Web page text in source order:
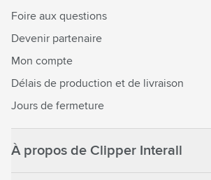
Foire aux questions
Devenir partenaire
Mon compte
Délais de production et de livraison
Jours de fermeture
À propos de Clipper Interall